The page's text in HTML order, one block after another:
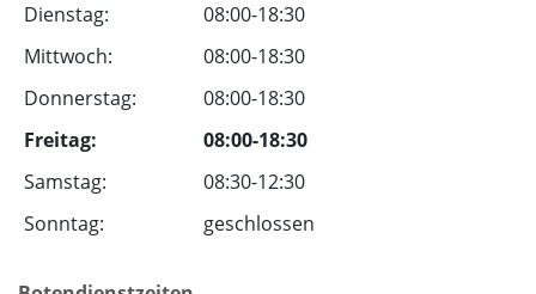
Dienstag:
08:00-18:30
Mittwoch:
08:00-18:30
Donnerstag:
08:00-18:30
Freitag:
08:00-18:30
Samstag:
08:30-12:30
Sonntag:
geschlossen